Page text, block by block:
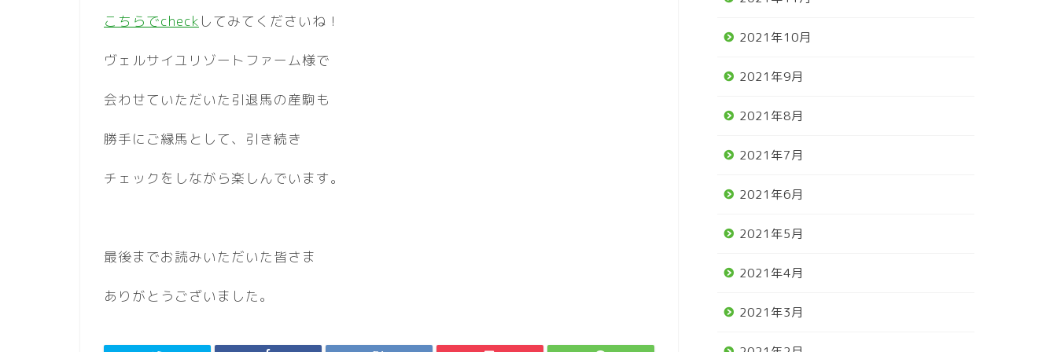
こちらでcheck してみてくださいね！
ヴェルサイユリゾートファーム様で
会わせていただいた引退馬の産駒も
勝手にご縁馬として、引き続き
チェックをしながら楽しんでいます。
最後までお読みいただいた皆さま
ありがとうございました。
2021年10月
2021年9月
2021年8月
2021年7月
2021年6月
2021年5月
2021年4月
2021年3月